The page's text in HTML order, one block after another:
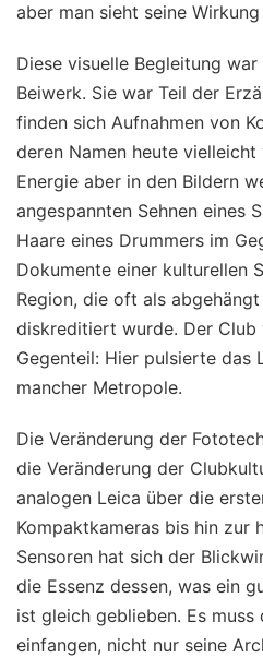
aber man sieht seine
Diese visuelle Begleitung
Beiwerk. Sie war Teil der
finden sich Aufnahmen von
deren Namen heute
Energie aber in den Bildern
angespannten Sehnen eines
Haare eines Drummers im
Dokumente einer kulturellen
Region, die oft als
diskreditiert wurde. Der Club
Gegenteil: Hier pulsierte das
mancher Metropole.
Die Veränderung der
die Veränderung der
analogen Leica über die
Kompaktkameras bis hin zur
Sensoren hat sich der
die Essenz dessen, was ein
ist gleich geblieben. Es muss
einfangen, nicht nur seine